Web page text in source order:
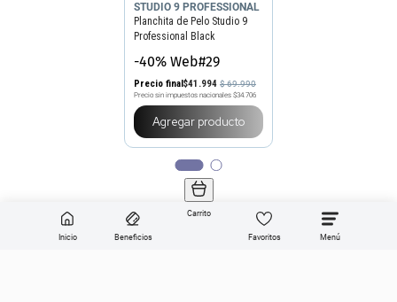
Inicio Beneficios
Carrito
Favoritos
STUDIO 9 PROFESSIONAL
Planchita de Pelo Studio 9
Professional Black
-40% Web#29
Precio final$41 .994 $69.990
Precio sin impuestos nacionales $34.706
Agregar producto